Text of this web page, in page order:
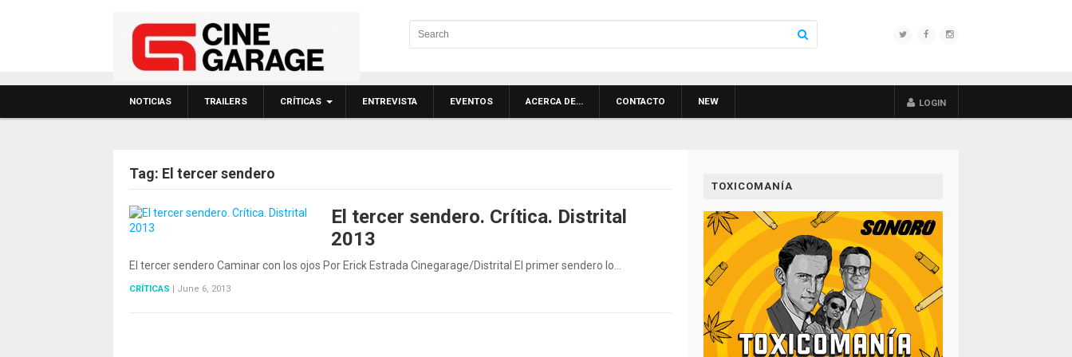
NOTICIAS TRAILERS CRÍTICAS ENTREVISTA EVENTOS ACERCA DE… CONTACTO NEW LOGIN
Tag: El tercer sendero
El tercer sendero. Crítica. Distrital
2013
El tercer sendero Caminar con los ojos Por Erick Estrada Cinegarage/Distrital El primer sendero lo…
CRÍTICAS | June 6, 2013
TOXICOMANÍA